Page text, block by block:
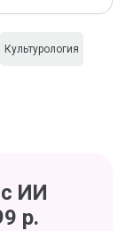
Культурология
ИИ
р.